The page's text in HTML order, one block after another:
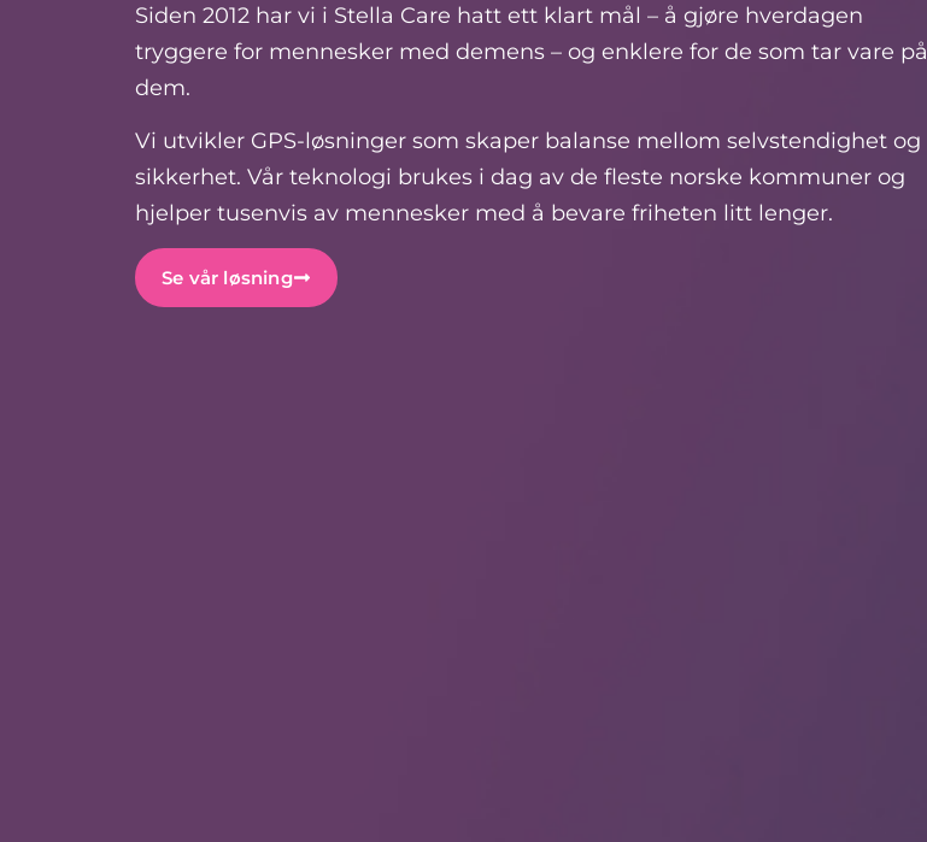
Siden 2012 har vi i Stella Care hatt ett klart mål – å gjøre hverdagen
tryggere for mennesker med demens – og enklere for de som tar vare på
dem.
Vi utvikler GPS-løsninger som skaper balanse mellom selvstendighet og
sikkerhet. Vår teknologi brukes i dag av de fleste norske kommuner og
hjelper tusenvis av mennesker med å bevare friheten litt lenger.
Se vår løsning